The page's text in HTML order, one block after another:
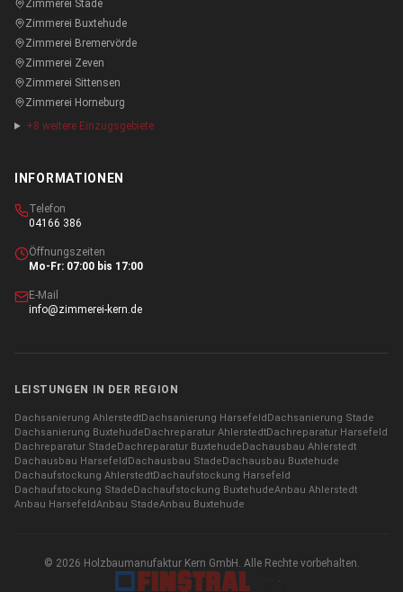
Zimmerei Stade
Zimmerei Buxtehude
Zimmerei Bremervörde
Zimmerei Zeven
Zimmerei Sittensen
Zimmerei Horneburg
+8 weitere Einzugsgebiete
INFORMATIONEN
Telefon
04166 386
Öffnungszeiten
Mo-Fr: 07:00 bis 17:00
E-Mail
info@zimmerei-kern.de
LEISTUNGEN IN DER REGION
Dachsanierung AhlerstedtDachsanierung HarsefeldDachsanierung Stade
Dachsanierung BuxtehudeDachreparatur AhlerstedtDachreparatur Harsefeld
Dachreparatur StadeDachreparatur BuxtehudeDachausbau Ahlerstedt
Dachausbau HarsefeldDachausbau StadeDachausbau Buxtehude
Dachaufstockung AhlerstedtDachaufstockung Harsefeld
Dachaufstockung StadeDachaufstockung BuxtehudeAnbau Ahlerstedt
Anbau HarsefeldAnbau StadeAnbau Buxtehude
© 2026 Holzbaumanufaktur Kern GmbH. Alle Rechte vorbehalten.